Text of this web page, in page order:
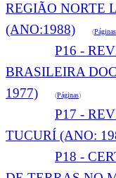
REGIÃO NORTE
(ANO:1988) (Páginas
P16 -
BRASILEIRA
1977) (Páginas)
P17 -
TUCURÍ (ANO:
P18 -